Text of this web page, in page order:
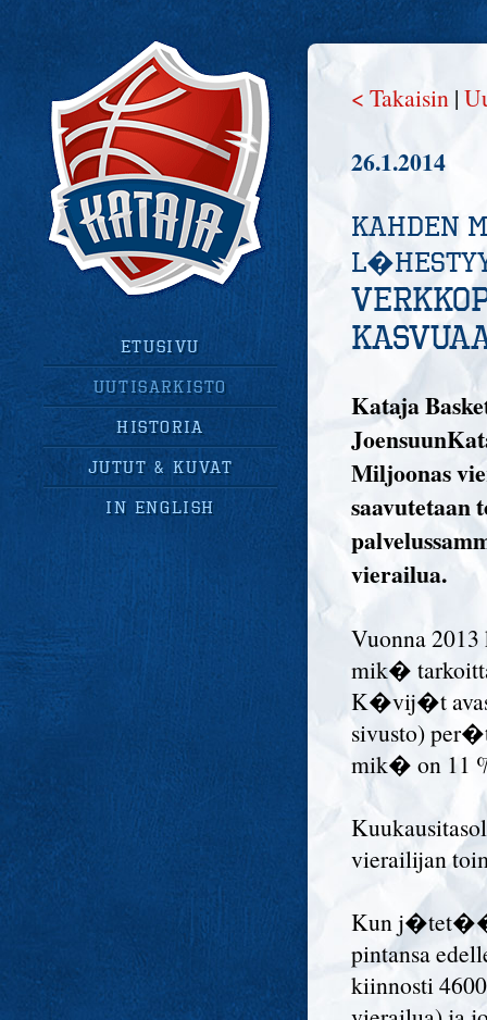
Etusivu
uutisarkisto
historia
jutut & kuvat
in english
< Takaisin |
26.1.2014
Kahden
Kataja
Miljoonas
saavutetaan
vierailua.
Vuonna
mik�
K�vij�t
sivusto)
mik� on 11
vierailijan
Kun
pintansa
kiinnosti